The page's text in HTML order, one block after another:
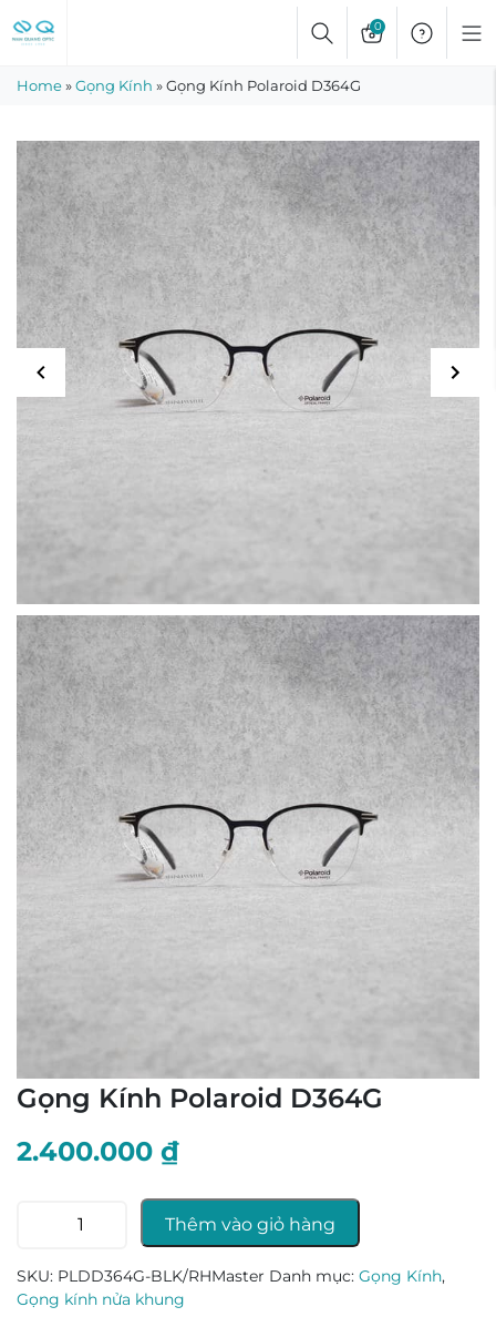
to
0
Home»Gọng Kính »Gọng Kính Polaroid D364G
Gọng Kính Polaroid D364G
2.400.000 ₫
D364G
số
Thêm vào giỏ hàng
SKU: PLDD364G-BLK/RHMaster Danh mục: Gọng Kính,
Gọng kính nửa khung